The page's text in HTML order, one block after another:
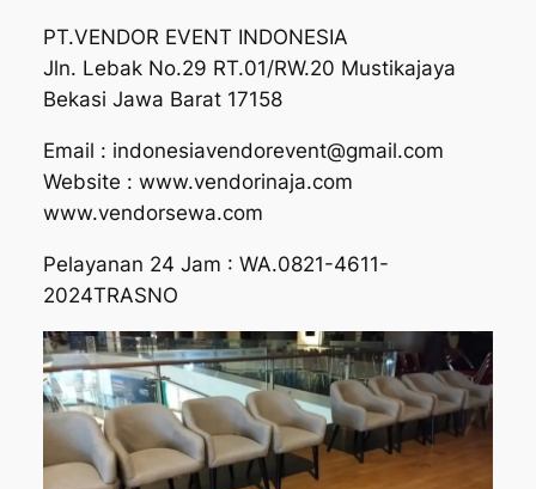
PT.VENDOR EVENT INDONESIA
Jln. Lebak No.29 RT.01/RW.20 Mustikajaya
Bekasi Jawa Barat 17158
Email : indonesiavendorevent@gmail.com
Website : www.vendorinaja.com
www.vendorsewa.com
Pelayanan 24 Jam : WA.0821-4611-
2024TRASNO